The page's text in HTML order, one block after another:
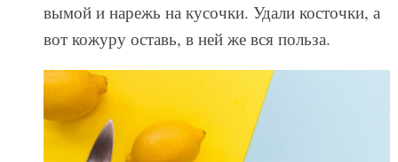
вымой и нарежь на кусочки. Удали косточки, а
вот кожуру оставь, в ней же вся польза.